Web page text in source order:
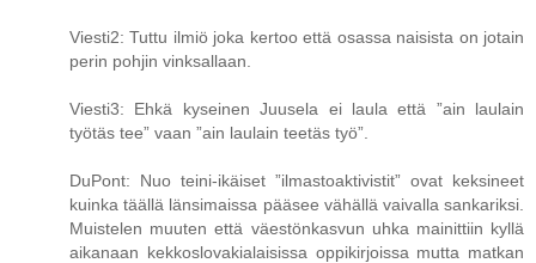
Viesti2: Tuttu ilmiö joka kertoo että osassa naisista on jotain
perin pohjin vinksallaan.
Viesti3: Ehkä kyseinen Juusela ei laula että ”ain laulain
työtäs tee” vaan ”ain laulain teetäs työ”.
DuPont: Nuo teini-ikäiset ”ilmastoaktivistit” ovat keksineet
kuinka täällä länsimaissa pääsee vähällä vaivalla sankariksi.
Muistelen muuten että väestönkasvun uhka mainittiin kyllä
aikanaan kekkoslovakialaisissa oppikirjoissa mutta matkan